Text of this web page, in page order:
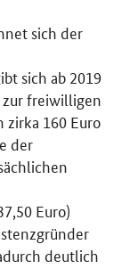
sich der
sich ab 2019
freiwilligen
160 Euro
der
Euro)
deutlich